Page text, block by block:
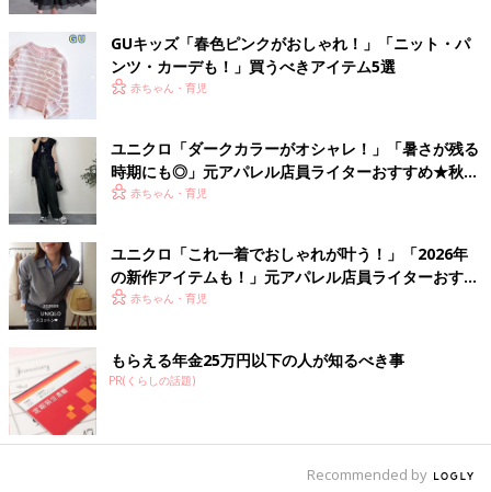
出典：Instagramアカウント「Chiaki」
Chiakiさんはウルトラストレッチアクティブアンクルパンツを使
ってコーディネートしています。パーカーにスニーカーを合わせ
たカジュアルコーデでも、キレイめシルエットのパンツがラフす
ぎない印象に♪ 大人っぽくまとまっていていいですよね！
スポーツにも、普段使いにも◎なパンツ
GUキッズ「春色ピンクがおしゃれ！」「ニット・パ
ンツ・カーデも！」買うべきアイテム5選
赤ちゃん・育児
ユニクロ「ダークカラーがオシャレ！」「暑さが残る
時期にも◎」元アパレル店員ライターおすすめ★秋に
はきたいパンツ5選
赤ちゃん・育児
ユニクロ「これ一着でおしゃれが叶う！」「2026年
の新作アイテムも！」元アパレル店員ライターおすす
め★春トップス4選
赤ちゃん・育児
もらえる年金25万円以下の人が知るべき事
PR(くらしの話題)
Recommended by